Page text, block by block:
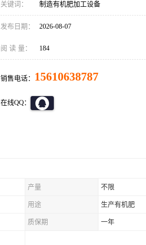
关键词： 制造有机肥加工设备
发布日期： 2026-08-07
阅 读 量： 184
销售电话： 15610638787
在线QQ：
产量 不限
用途 生产有机肥
质保期 一年